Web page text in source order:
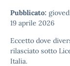
Pubblicato:
19 aprile 2026
Eccetto dove
rilasciato sotto
Italia.